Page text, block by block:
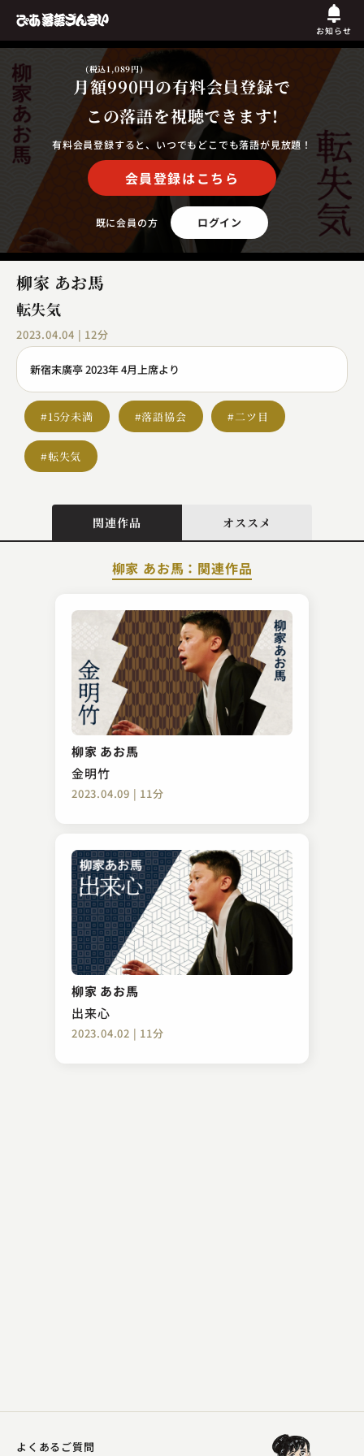
お知らせ
月額990円
(税込1,089円)
の有料会員登録で
この落語を視聴できます!
有料会員登録すると、いつでもどこでも落語が見放題！
会員登録はこちら
既に会員の方 ログイン
柳家 あお馬
転失気
2023.04.04 | 12分
新宿末廣亭 2023年 4月上席より
#15分未満 #落語協会 #二ツ目
#転失気
関連作品 オススメ
柳家 あお馬：関連作品
柳家 あお馬
金明竹
2023.04.09 | 11分
柳家 あお馬
出来心
2023.04.02 | 11分
五明樓 玉の輔
つる改
2023.10.07 | 12分
柳亭市童（現：松柳亭鶴枝）
転失気
2023.10.24 | 11分
よくあるご質問